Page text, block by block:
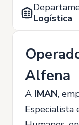
Logística
Alfena
A IMAN,
Especialista